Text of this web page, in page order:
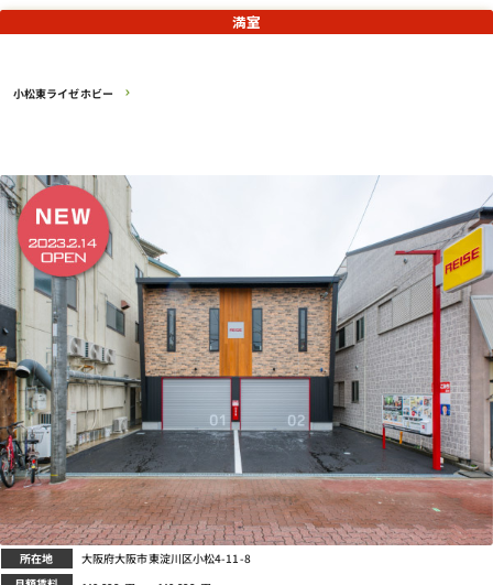
小松東ライゼホビー
満室
所在地 大阪府大阪市東淀川区小松4-11-8